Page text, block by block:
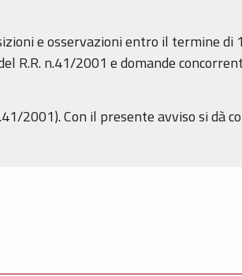
e osservazioni entro il termine di
R.R. n.41/2001 e domande
2001). Con il presente avviso si dà